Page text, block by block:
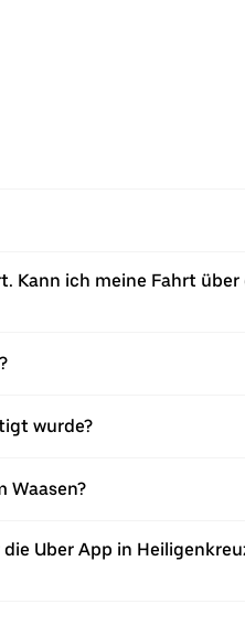
Kann ich meine Fahrt über
wurde?
Waasen?
Uber App in